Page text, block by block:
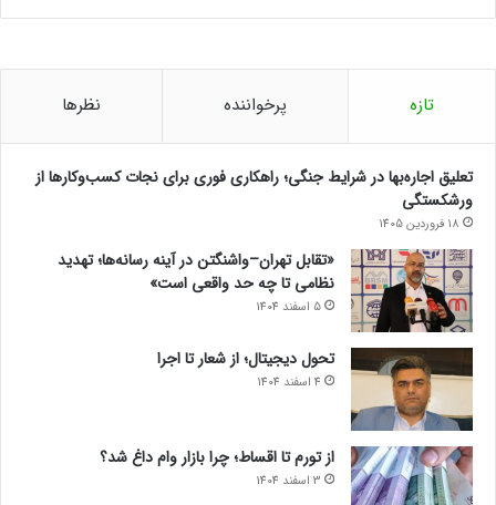
تازه پرخواننده نظرها
تعلیق اجاره‌بها در شرایط جنگی؛ راهکاری فوری برای نجات کسب‌وکارها از
ورشکستگی
18 فروردین 1405
«تقابل تهران–واشنگتن در آینه رسانه‌ها؛ تهدید
نظامی تا چه حد واقعی است»
5 اسفند 1404
تحول دیجیتال؛ از شعار تا اجرا
4 اسفند 1404
از تورم تا اقساط؛ چرا بازار وام داغ شد؟
3 اسفند 1404